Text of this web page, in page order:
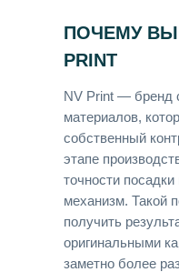
ПОЧЕМУ
PRINT
NV Print — бренд
материалов,
собственный
этапе
точности
механизм. Такой
получить
оригинальными
заметно более